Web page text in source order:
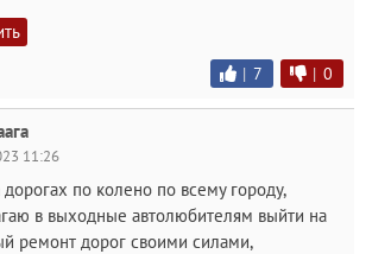
| 7 | 0
11:26
по колено по всему городу,
в выходные автолюбителям выйти на
ремонт дорог своими силами,